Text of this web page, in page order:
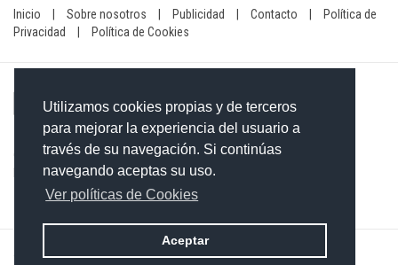
Utilizamos cookies propias y de terceros
para mejorar la experiencia del usuario a
través de su navegación. Si continúas
navegando aceptas su uso.
Ver políticas de Cookies
Aceptar
Inicio Sobre nosotros Publicidad Contacto
Política de
Privacidad
Política de Cookies
Contacto: 849-754-4472
Email:redaccionxtra@gmail.com/ redaccionextra@gmail.com
©2026 Grupo Informativo Dominicano S.R.L. Todos los derechos